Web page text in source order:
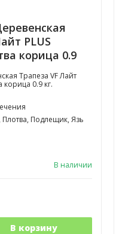
PLUS
корица 0.9
Трапеза VF Лайт
корица 0.9 кг.
Плотва, Подлещик, Язь
В наличии
В корзину